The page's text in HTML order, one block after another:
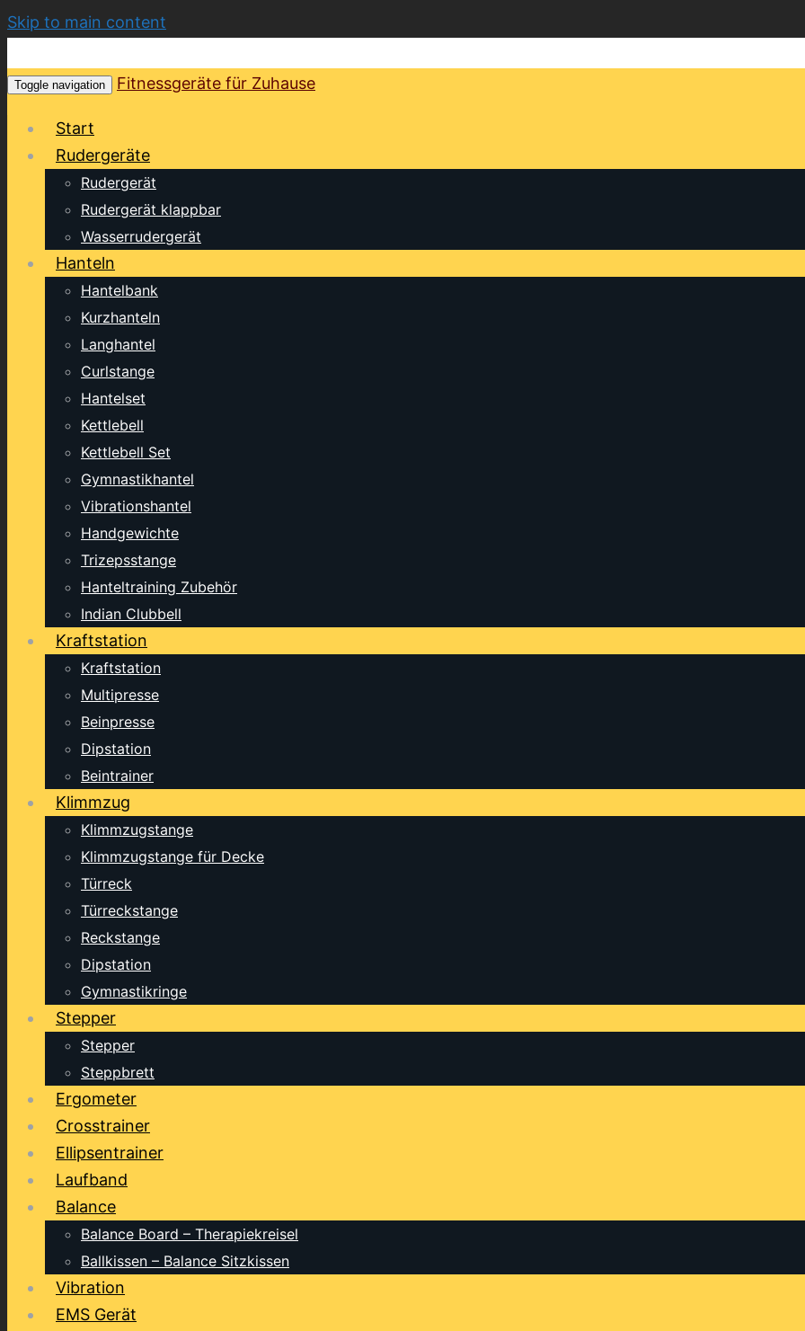
Skip to main content
Toggle navigation Fitnessgeräte für Zuhause
Start
Rudergeräte
Rudergerät
Rudergerät klappbar
Wasserrudergerät
Hanteln
Hantelbank
Kurzhanteln
Langhantel
Curlstange
Hantelset
Kettlebell
Kettlebell Set
Gymnastikhantel
Vibrationshantel
Handgewichte
Trizepsstange
Hanteltraining Zubehör
Indian Clubbell
Kraftstation
Kraftstation
Multipresse
Beinpresse
Dipstation
Beintrainer
Klimmzug
Klimmzugstange
Klimmzugstange für Decke
Türreck
Türreckstange
Reckstange
Dipstation
Gymnastikringe
Stepper
Stepper
Steppbrett
Ergometer
Crosstrainer
Ellipsentrainer
Laufband
Balance
Balance Board – Therapiekreisel
Ballkissen – Balance Sitzkissen
Vibration
EMS Gerät